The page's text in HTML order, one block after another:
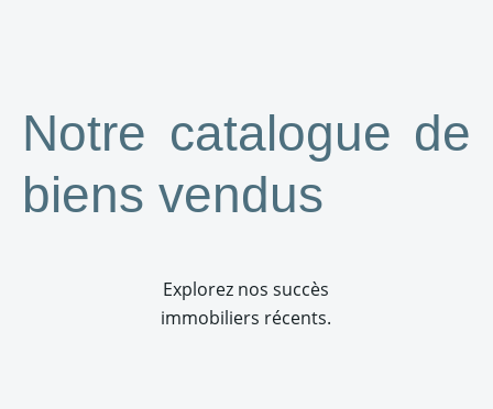
Notre catalogue de
biens vendus
Explorez nos succès
immobiliers récents.